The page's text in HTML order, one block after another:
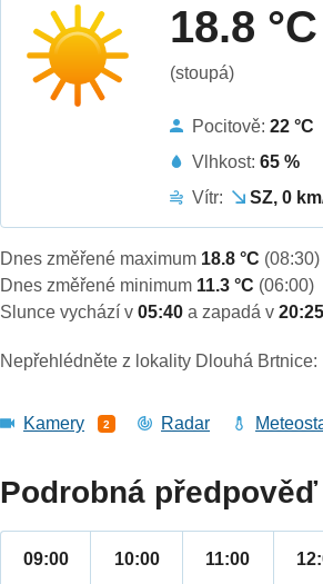
18.8 °C
(stoupá)
Pocitově:22 °C
Vlhkost:65 %
Vítr:
SZ, 0
Dnes změřené maximum 18.8 °C (08:30)
Dnes změřené minimum 11.3 °C (06:00)
Slunce vychází v05:40a zapadá v
Nepřehlédněte z lokality Dlouhá Brtnice:
Kamery 2 Radar
Podrobná
09:00 10:00 11:00